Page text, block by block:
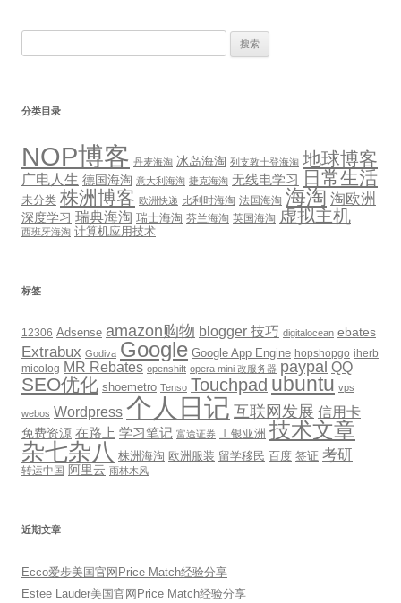
分类目录
NOP博客 丹麦海淘 冰岛海淘 列支敦士登海淘 地球博客
广电人生 德国海淘 意大利海淘 捷克海淘 无线电学习 日常生活
未分类 株洲博客 欧洲快递 比利时海淘 法国海淘 海淘 淘欧洲
深度学习 瑞典海淘 瑞士海淘 芬兰海淘 英国海淘 虚拟主机
西班牙海淘 计算机应用技术
标签
12306 Adsense amazon购物 blogger 技巧 digitalocean ebates
Extrabux Godiva Google Google App Engine hopshopgo iherb
micolog MR Rebates openshift opera mini 改服务器 paypal QQ
SEO优化 shoemetro Tenso Touchpad ubuntu vps
webos Wordpress 个人日记 互联网发展 信用卡
免费资源 在路上 学习笔记 富途证券 工银亚洲 技术文章
杂七杂八 株洲海淘 欧洲服装 留学移民 百度 签证 考研
转运中国 阿里云 雨林木风
近期文章
Ecco爱步美国官网Price Match经验分享
Estee Lauder美国官网Price Match经验分享